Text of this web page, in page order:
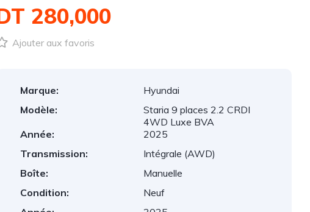
280,000
Ajouter aux favoris
Marque:
Hyundai
Modèle:
Staria 9 places 2.2 CRDI
4WD Luxe BVA
Année:
2025
Transmission:
Intégrale (AWD)
Boîte:
Manuelle
Condition:
Neuf